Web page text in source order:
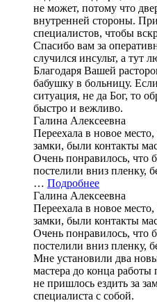
не может, потому что
внутренней стороны.
специалистов, чтобы
Спасибо вам за
случился инсульт, а тут
Благодаря Вашей
бабушку в больницу.
ситуация, не да Бог, то
быстро и вежливо.
Галина Алексеевна
Переехала в новое
замки, были контакты
Очень понравилось, что
постелили вниз пленку,
… Подробнее
Галина Алексеевна
Переехала в новое
замки, были контакты
Очень понравилось, что
постелили вниз пленку,
Мне установили два
мастера до конца
не пришлось ездить за
специалиста с собой.